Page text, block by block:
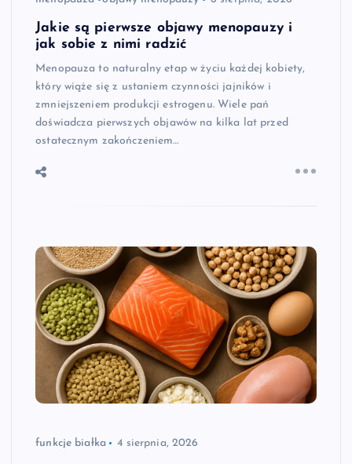
Jakie są pierwsze objawy menopauzy i
jak sobie z nimi radzić
Menopauza to naturalny etap w życiu każdej kobiety,
który wiąże się z ustaniem czynności jajników i
zmniejszeniem produkcji estrogenu. Wiele pań
doświadcza pierwszych objawów na kilka lat przed
ostatecznym zakończeniem…
funkcje białka 4 sierpnia, 2026